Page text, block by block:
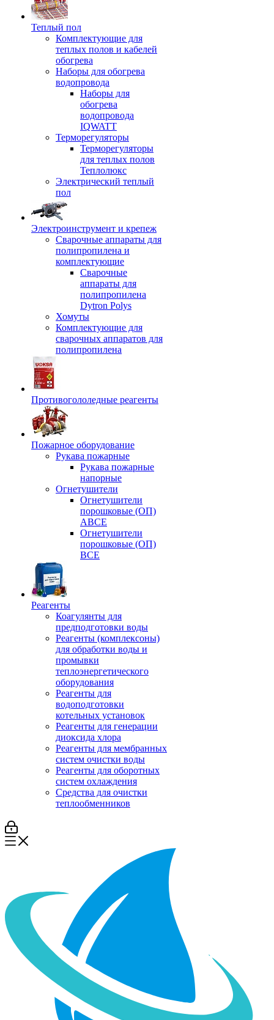
Теплый пол
Комплектующие для
теплых полов и кабелей
обогрева
Наборы для обогрева
водопровода
Наборы для
обогрева
водопровода
IQWATT
Терморегуляторы
Терморегуляторы
для теплых полов
Теплолюкс
Электрический теплый
пол
Электроинструмент и крепеж
Сварочные аппараты для
полипропилена и
комплектующие
Сварочные
аппараты для
полипропилена
Dytron Polys
Хомуты
Комплектующие для
сварочных аппаратов для
полипропилена
Противогололедные реагенты
Пожарное оборудование
Рукава пожарные
Рукава пожарные
напорные
Огнетушители
Огнетушители
порошковые (ОП)
АВСЕ
Огнетушители
порошковые (ОП)
ВСЕ
Реагенты
Коагулянты для
предподготовки воды
Реагенты (комплексоны)
для обработки воды и
промывки
теплоэнергетического
оборудования
Реагенты для
водоподготовки
котельных установок
Реагенты для генерации
диоксида хлора
Реагенты для мембранных
систем очистки воды
Реагенты для оборотных
систем охлаждения
Средства для очистки
теплообменников